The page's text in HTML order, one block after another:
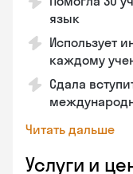
язык
Использует
каждому
Сдала
Читать дальше
Услуги и